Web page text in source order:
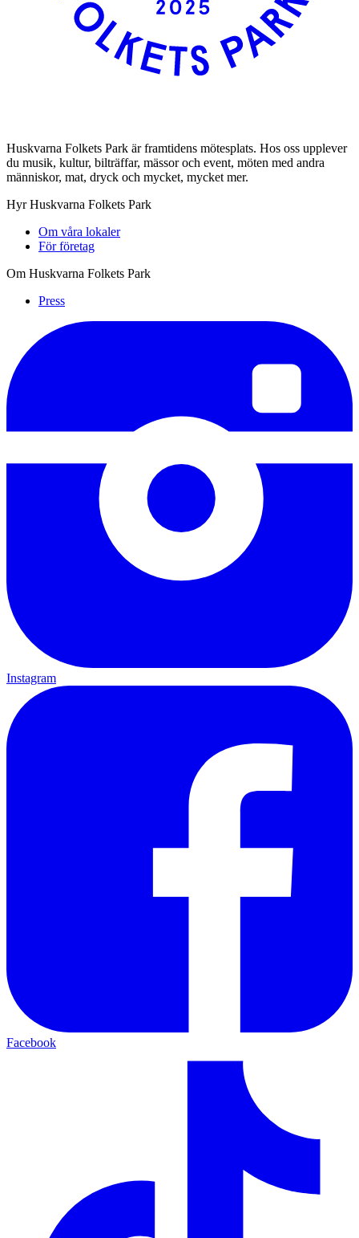
Huskvarna Folkets Park är framtidens mötesplats. Hos oss upplever
du musik, kultur, bilträffar, mässor och event, möten med andra
människor, mat, dryck och mycket, mycket mer.
Hyr Huskvarna Folkets Park
Om våra lokaler
För företag
Om Huskvarna Folkets Park
Press
Instagram
Facebook